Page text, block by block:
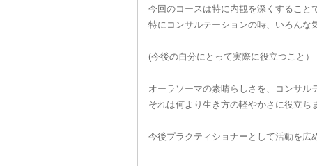
今回のコースは特に内観を深くすること
特にコンサルテーションの時、いろんな
(今後の自分にとって実際に役立つこと）
オーラソーマの素晴らしさを、コンサル
それは何より生き方の軽やかさに役立ち
今後プラクティショナーとして活動を広